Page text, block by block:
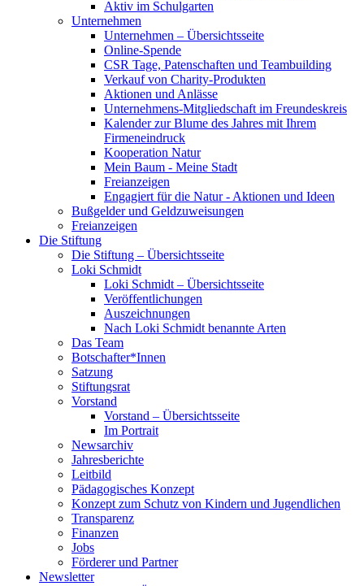
Aktiv im Schulgarten
Unternehmen
Unternehmen – Übersichtsseite
Online-Spende
CSR Tage, Patenschaften und Teambuilding
Verkauf von Charity-Produkten
Aktionen und Anlässe
Unternehmens-Mitgliedschaft im Freundeskreis
Kalender zur Blume des Jahres mit Ihrem
Firmeneindruck
Kooperation Natur
Mein Baum - Meine Stadt
Freianzeigen
Engagiert für die Natur - Aktionen und Ideen
Bußgelder und Geldzuweisungen
Freianzeigen
Die Stiftung
Die Stiftung – Übersichtsseite
Loki Schmidt
Loki Schmidt – Übersichtsseite
Veröffentlichungen
Auszeichnungen
Nach Loki Schmidt benannte Arten
Das Team
Botschafter*Innen
Satzung
Stiftungsrat
Vorstand
Vorstand – Übersichtsseite
Im Portrait
Newsarchiv
Jahresberichte
Leitbild
Pädagogisches Konzept
Konzept zum Schutz von Kindern und Jugendlichen
Transparenz
Finanzen
Jobs
Förderer und Partner
Newsletter